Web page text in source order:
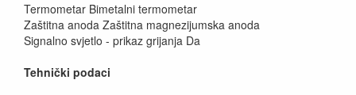
Termometar Bimetalni termometar
Zaštitna anoda Zaštitna magnezijumska anoda
Signalno svjetlo - prikaz grijanja Da
Tehnički podaci